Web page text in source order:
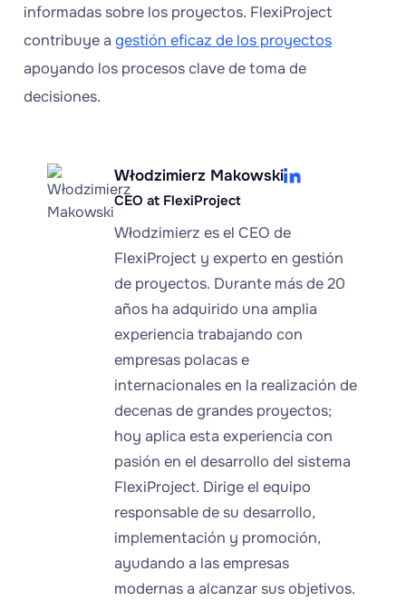
informadas sobre los proyectos. FlexiProject
contribuye a gestión eficaz de los proyectos
apoyando los procesos clave de toma de
decisiones.
Włodzimierz Makowski
CEO at FlexiProject
Włodzimierz es el CEO de
FlexiProject y experto en gestión
de proyectos. Durante más de 20
años ha adquirido una amplia
experiencia trabajando con
empresas polacas e
internacionales en la realización de
decenas de grandes proyectos;
hoy aplica esta experiencia con
pasión en el desarrollo del sistema
FlexiProject. Dirige el equipo
responsable de su desarrollo,
implementación y promoción,
ayudando a las empresas
modernas a alcanzar sus objetivos.